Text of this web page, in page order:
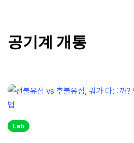
공기계 개통
Lab